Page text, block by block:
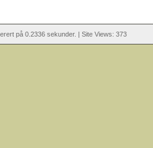
på 0.2336 sekunder. | Site Views: 373